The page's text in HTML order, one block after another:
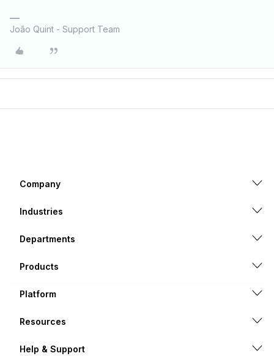
João Quint - Support Team
Company
Industries
Departments
Products
Platform
Resources
Help & Support